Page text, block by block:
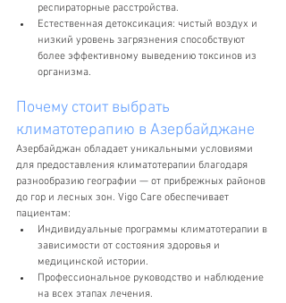
респираторные расстройства.
Естественная детоксикация: чистый воздух и
низкий уровень загрязнения способствуют
более эффективному выведению токсинов из
организма.
Почему стоит выбрать
климатотерапию в Азербайджане
Азербайджан обладает уникальными условиями
для предоставления климатотерапии благодаря
разнообразию географии — от прибрежных районов
до гор и лесных зон. Vigo Care обеспечивает
пациентам:
Индивидуальные программы климатотерапии в
зависимости от состояния здоровья и
медицинской истории.
Профессиональное руководство и наблюдение
на всех этапах лечения.